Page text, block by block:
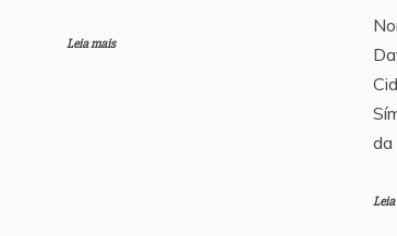
Leia mais
da